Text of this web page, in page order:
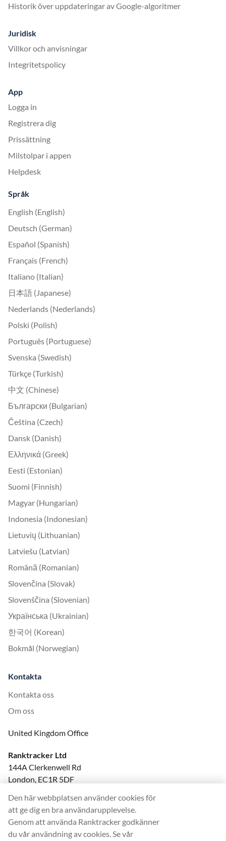
Historik över uppdateringar av Google-algoritmer
Juridisk
Villkor och anvisningar
Integritetspolicy
App
Logga in
Registrera dig
Prissättning
Milstolpar i appen
Helpdesk
Språk
English (English)
Deutsch (German)
Español (Spanish)
Français (French)
Italiano (Italian)
日本語 (Japanese)
Nederlands (Nederlands)
Polski (Polish)
Português (Portuguese)
Svenska (Swedish)
Türkçe (Turkish)
中文 (Chinese)
Български (Bulgarian)
Čeština (Czech)
Dansk (Danish)
Ελληνικά (Greek)
Eesti (Estonian)
Suomi (Finnish)
Magyar (Hungarian)
Indonesia (Indonesian)
Lietuvių (Lithuanian)
Latviešu (Latvian)
Română (Romanian)
Slovenčina (Slovak)
Slovenščina (Slovenian)
Українська (Ukrainian)
한국어 (Korean)
Bokmål (Norwegian)
Kontakta
Kontakta oss
Om oss
United Kingdom Office
Ranktracker Ltd
144A Clerkenwell Rd
London, EC1R 5DF
felix@ranktracker.com
Den här webbplatsen använder cookies för
att ge dig en bra användarupplevelse.
Genom att använda Ranktracker godkänner
du vår användning av cookies. Se vår